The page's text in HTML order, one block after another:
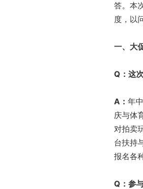
答。本
度，以
一、大
Q ：这
A ： 年
庆与体
对拍卖
台扶持
报名各
Q ：参